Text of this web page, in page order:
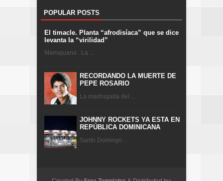
POPULAR POSTS
El timacle. Planta “afrodisíaca” que se dice
levanta la “virilidad”
Mamajuana . La ...
RECORDANDO LA MUERTE DE
PEPE ROSARIO
La madrugada del ...
JOHNNY ROCKETS YA ESTA EN
REPÚBLICA DOMINICANA
Santo Domingo ...